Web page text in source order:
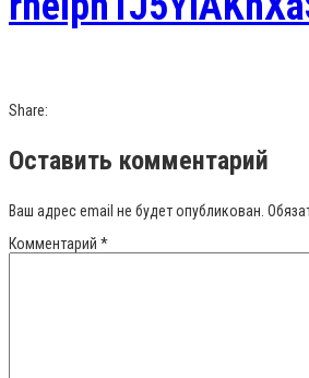
Share:
Оставить комментарий
Ваш адрес email не будет опубликован.
Комментарий *